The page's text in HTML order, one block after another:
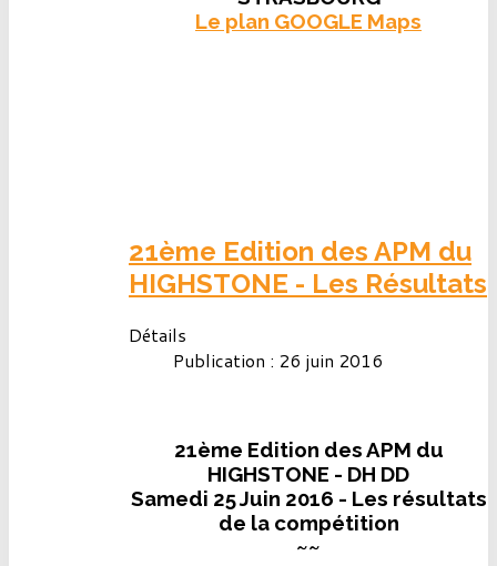
Le plan GOOGLE Maps
21ème Edition des APM du
HIGHSTONE - Les Résultats
Détails
Publication : 26 juin 2016
21ème Edition des APM du
HIGHSTONE - DH DD
Samedi 25 Juin 2016 - Les résultats
de la compétition
~~